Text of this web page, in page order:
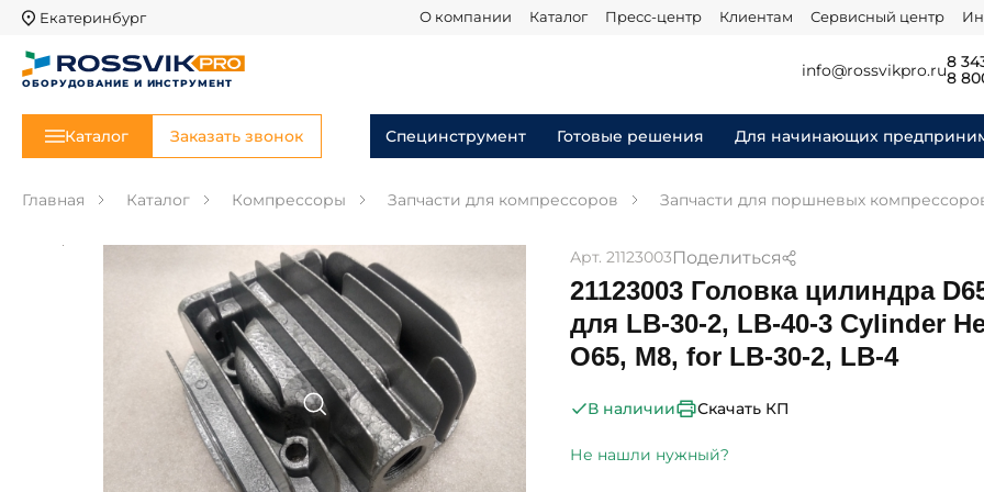
Екатеринбург О компании Каталог Пресс-центр Клиентам Сервисный центр
ОБОРУДОВАНИЕ И ИНСТРУМЕНТ
info@rossvikpro.ru8
8
Каталог Заказать звонок Специнструмент Готовые решения Для начинающих
Главная Каталог Компрессоры Запчасти для компрессоров Запчасти для поршневых
Арт. 21123003Поделиться
21123003 Головка цилиндра
для LB-30-2, LB-40-3 Cylinder
O65, M8, for LB-30-2, LB-4
В наличии Скачать КП
Не нашли нужный?